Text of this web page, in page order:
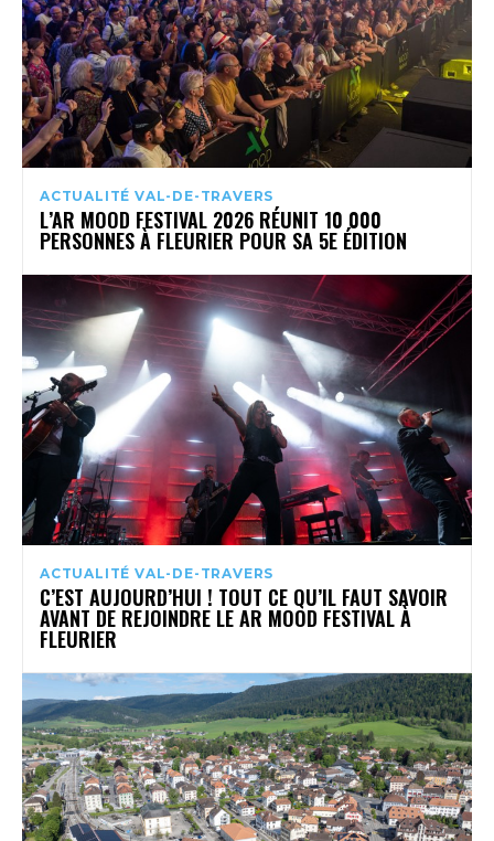
ACTUALITÉ VAL-DE-TRAVERS
L’AR MOOD FESTIVAL 2026 RÉUNIT 10 000
PERSONNES À FLEURIER POUR SA 5E ÉDITION
ACTUALITÉ VAL-DE-TRAVERS
C’EST AUJOURD’HUI ! TOUT CE QU’IL FAUT SAVOIR
AVANT DE REJOINDRE LE AR MOOD FESTIVAL À
FLEURIER